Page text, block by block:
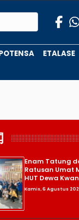
ETALASE
Enam Tatung
Ratusan Umat
HUT Dewa
Kamis, 6 Agustus